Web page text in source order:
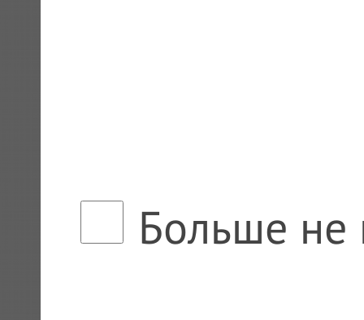
Больше не